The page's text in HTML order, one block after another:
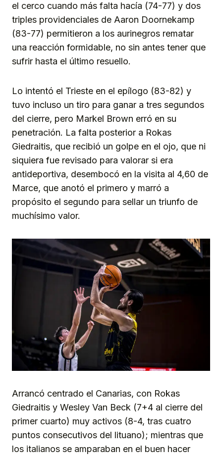
el cerco cuando más falta hacía (74-77) y dos
triples providenciales de Aaron Doornekamp
(83-77) permitieron a los aurinegros rematar
una reacción formidable, no sin antes tener que
sufrir hasta el último resuello.
Lo intentó el Trieste en el epílogo (83-82) y
tuvo incluso un tiro para ganar a tres segundos
del cierre, pero Markel Brown erró en su
penetración. La falta posterior a Rokas
Giedraitis, que recibió un golpe en el ojo, que ni
siquiera fue revisado para valorar si era
antideportiva, desembocó en la visita al 4,60 de
Marce, que anotó el primero y marró a
propósito el segundo para sellar un triunfo de
muchísimo valor.
Arrancó centrado el Canarias, con Rokas
Giedraitis y Wesley Van Beck (7+4 al cierre del
primer cuarto) muy activos (8-4, tras cuatro
puntos consecutivos del lituano); mientras que
los italianos se amparaban en el buen hacer